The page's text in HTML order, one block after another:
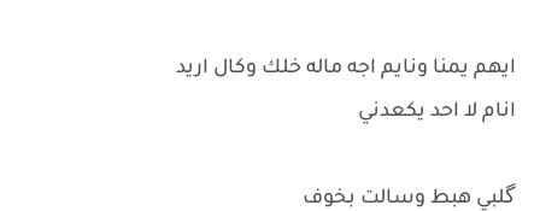
ايهم يمنا ونايم اجه ماله خلك وكال اريد
انام لا احد يكعدني
گلبي هبط وسالت بخوف